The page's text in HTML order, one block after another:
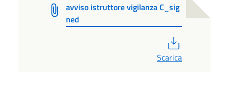
avviso istruttore vigilanza C_sig
ned
Scarica